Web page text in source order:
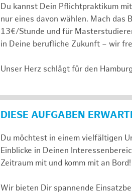
Du kannst Dein Pflichtpraktikum
nur eines davon wählen. Mach das
13€/Stunde und für
in Deine berufliche Zukunft – wir
Unser Herz schlägt für den
DIESE AUFGABEN
Du möchtest in einem vielfältigen
Einblicke in Deinen
Zeitraum mit und komm mit an Bord!
Wir bieten Dir spannende